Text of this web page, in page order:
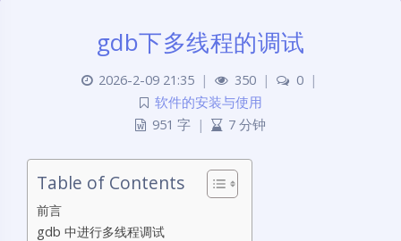
gdb下多线程的调试
2026-2-09 21:35 | 350 | 0
|
软件的安装与使用
951 字 | 7 分钟
Table of Contents
前言
gdb 中进行多线程调试